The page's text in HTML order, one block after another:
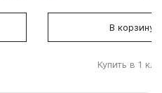
В корзину
Купить в 1